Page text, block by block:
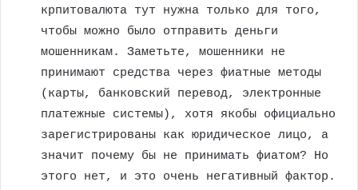
крпитовалюта тут нужна только для того,
чтобы можно было отправить деньги
мошенникам. Заметьте, мошенники не
принимают средства через фиатные методы
(карты, банковский перевод, электронные
платежные системы), хотя якобы официально
зарегистрированы как юридическое лицо, а
значит почему бы не принимать фиатом? Но
этого нет, и это очень негативный фактор.